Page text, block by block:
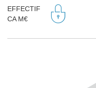
EFFECTIF
CA M€